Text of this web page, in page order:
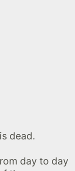
dead.
day to day